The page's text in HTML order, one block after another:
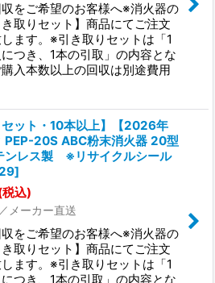
をご希望のお客様へ※消火器の
取りセット】商品にてご注文
ます。※引き取りセットは「1
つき、1本の引取」の内容とな
入本数以上の回収は別途費用
セット・10本以上】【2026年
PEP-20S ABC粉末消火器 20型
ンレス製 ※リサイクルシール
]
税込)
メーカー直送
をご希望のお客様へ※消火器の
取りセット】商品にてご注文
ます。※引き取りセットは「1
つき、1本の引取」の内容とな